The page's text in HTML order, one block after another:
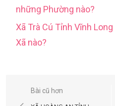
những Phường nào?
Xã Trà Cú Tỉnh Vĩnh
Xã nào?
ĐiềuBài cũ hơn